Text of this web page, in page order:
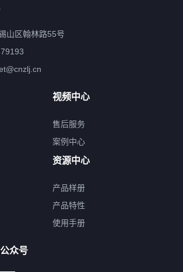
求，免费获取产品资料
们的24小时服务咨询热线--
山区翰林路55号
视频中心
售后服务
案例中心
资源中心
产品样册
产品特性
使用手册
众号